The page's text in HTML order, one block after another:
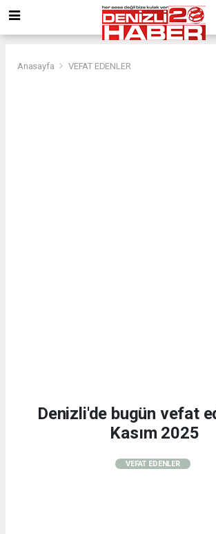
Anasayfa VEFAT EDENLER
Denizli'de bugün vefat
Kasım 2025
VEFAT EDENLER